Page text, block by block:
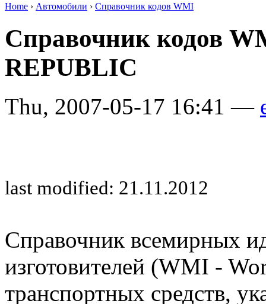
Home › Автомобили › Справочник кодов WMI
Справочник кодов
REPUBLIC
Thu, 2007-05-17 16:41 —
last modified: 21.11.2012
Справочник всемирных
изготовителей (WMI -
транспортных средств,